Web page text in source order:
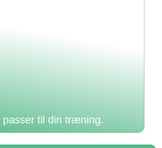
passer til din træning.